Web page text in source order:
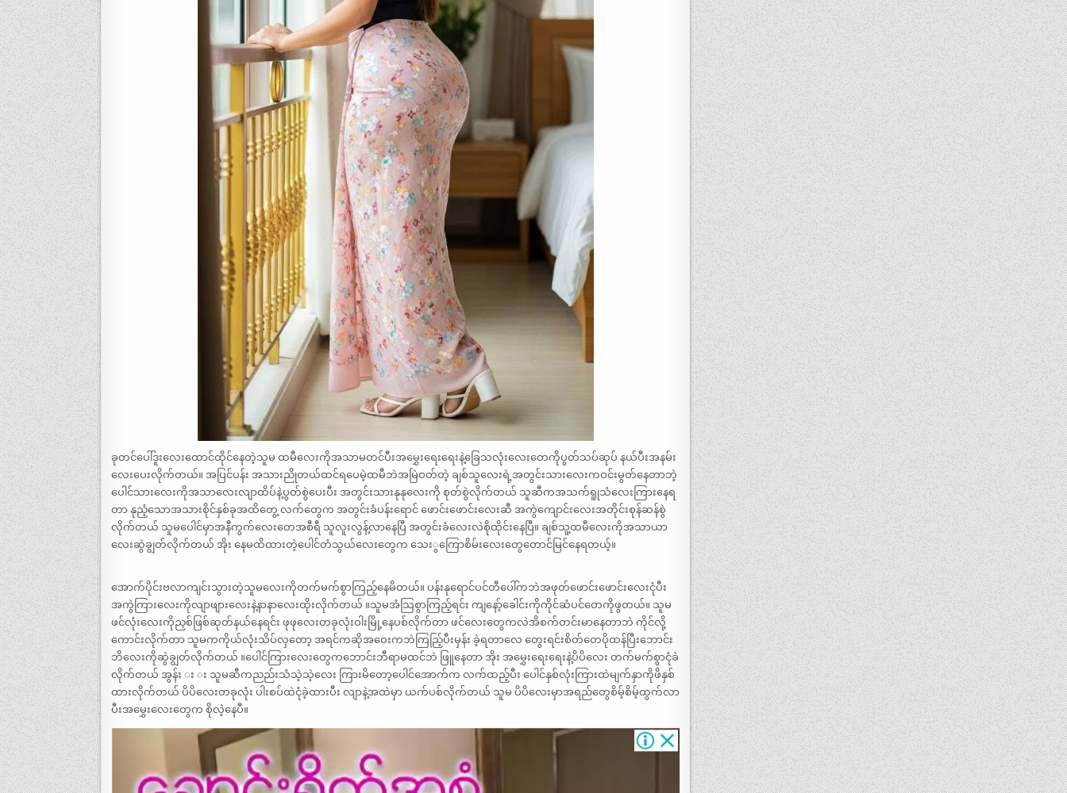
ခုတင်ပေါ်ဒူးလေးထောင်ထိုင်နေတဲ့သူမ ထမီလေးကိုအသာမတင်ပီးအမွှေးရေးရေးနဲ့ခြေသလုံးလေးတေကိုပွတ်သပ်ဆုပ် နယ်ပီးအနမ်း
လေးပေးလိုက်တယ်။ အပြင်ပန်း အသားညိုတယ်ထင်ရပေမဲ့ထမီဘဲအမြဲဝတ်တဲ့ ချစ်သူလေးရဲ့အတွင်းသားလေးကဝင်းမွတ်နေတာဘဲ့
ပေါင်သားလေးကိုအသာလေးလျာထိပ်နဲ့ပွတ်စွဲပေးပီး အတွင်းသားနုနုလေးကို စုတ်စွဲလိုက်တယ် သူဆီကအသက်ရူုသံလေးကြားနေရ
တာ နုညံ့သောအသားစိုင်နှစ်ခုအထိတွေ့ လက်တွေက အတွင်းခံပန်းရောင် ဖောင်းဖောင်းလေးဆီ အကွဲကျောင်းလေးအတိုင်းစုန်ဆန်စွဲ
လိုက်တယ် သူမပေါင်မှာအနီကွက်လေးတေအစီရီ သူလူးလွန့်လာနေပြီ အတွင်းခံလေးလဲစိုထိုင်းနေပြီ။ ချစ်သူ့ထမီလေးကိုအသာယာ
လေးဆွဲချွတ်လိုက်တယ် အိုး နေမထိထားတဲ့ပေါင်တံသွယ်လေးတွေက သေးွကြောစိမ်းလေးတွေတောင်မြင်နေရတယ့်။
အောက်ပိုင်းဗလာကျင်းသွားတဲ့သူမလေးကိုတက်မက်စွာကြည့်နေမိတယ်။ ပန်းနုရောင်ပင်တီပေါ်ကဘဲအဖုတ်ဖောင်းဖောင်းလေးငုံပီး
အကွဲကြားလေးကိုလျာဖျားလေးနဲ့နာနာလေးထိုးလိုက်တယ် ။သူမအံသြစွာကြည့်ရင်း ကျနော့်ခေါင်းကိုကိုင်ဆံပင်တေကိုဖွတယ်။ သူမ
ဖင်လုံးလေးကိုညှစ်ဖြစ်ဆုတ်နယ်နေရင်း ဖုဖုလေးတခုလုံးဝါးမြို့နေပစ်လိုက်တာ ဖင်လေးတွေကလဲအိစက်တင်းမာနေတာဘဲ ကိုင်လို့
ကောင်းလိုက်တာ သူမကကိုယ်လုံးသိပ်လှတော့ အရင်ကဆိုအဝေးကဘဲကြညြ့်ပီးမှန်း ခဲ့ရတာလေ တွေးရင်းစိတ်တေပိုထန်ပြီးဘောင်း
ဘိလေးကိုဆွဲချွတ်လိုက်တယ် ။ပေါင်ကြားလေးတွေကဘောင်းဘီရာမထင်ဘဲ ဖြူနေတာ အိုး အမွှေးရေးရေးနဲ့ပိပိလေး တက်မက်စွာငုံခဲ
လိုက်တယ် အွန်း း း သူမဆီကညည်းသံသဲ့သဲ့လေး ကြားမိတော့ပေါင်အောက်က လက်ထည့်ပီး ပေါင်နှစ်လုံးကြားထဲမျက်နှာကိုဖိနှစ်
ထားလိုက်တယ် ပိပိလေးတခုလုံး ပါးစပ်ထဲငုံခဲ့ထားပီး လျာနဲ့အထဲမှာ ယက်ပစ်လိုက်တယ် သူမ ပိပိလေးမှာအရည်တွေစိမ့်စိမ့်ထွက်လာ
ပီးအမွှေးလေးတွေက စိုလဲ့နေပီ။